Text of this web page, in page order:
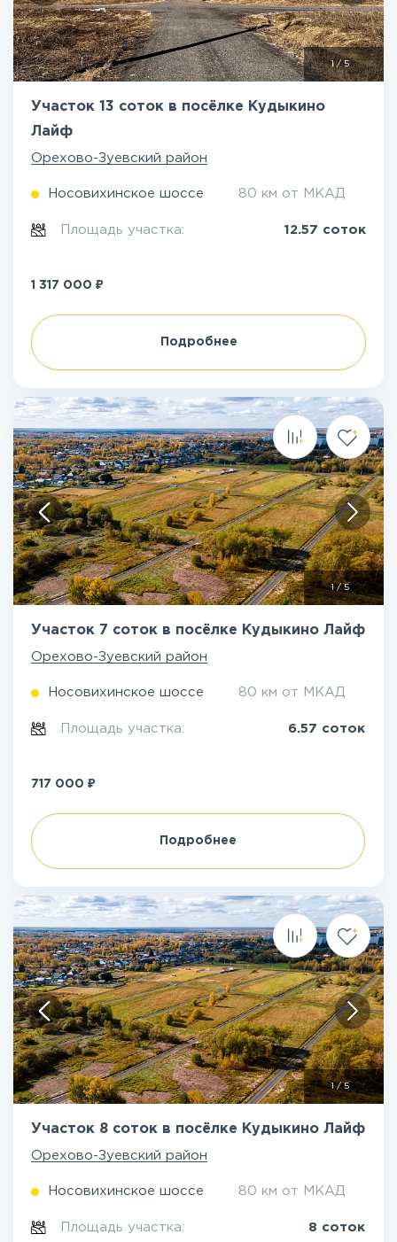
1/5
Участок 13 соток в посёлке Кудыкино
Лайф
Орехово-Зуевский район
Носовихинское шоссе 80 км от МКАД
Площадь участка: 12.57 соток
1 317 000 ₽
Подробнее
1/5
Участок 7 соток в посёлке Кудыкино Лайф
Орехово-Зуевский район
Носовихинское шоссе 80 км от МКАД
Площадь участка: 6.57 соток
717 000 ₽
Подробнее
1/5
Участок 8 соток в посёлке Кудыкино Лайф
Орехово-Зуевский район
Носовихинское шоссе 80 км от МКАД
Площадь участка: 8 соток